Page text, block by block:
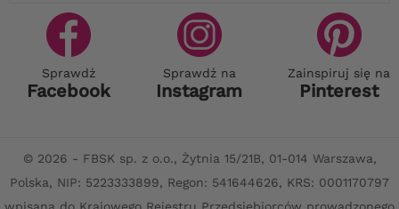
Sprawdź
Facebook
Sprawdź na
Instagram
Zainspiruj się na
Pinterest
© 2026 - FBSK sp. z o.o., Żytnia 15/21B, 01-014 Warszawa,
Polska, NIP: 5223333899, Regon: 541644626, KRS: 0001170797